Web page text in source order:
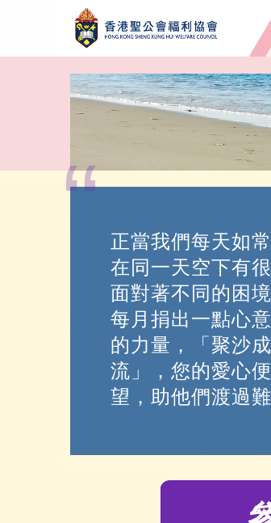
正當我們每天如
在同一天空下有
面對著不同的困
每月捐出一點心
的力量，「聚沙
流」，您的愛心
望，助他們渡過難
“